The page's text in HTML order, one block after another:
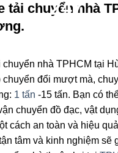
tải chuyển nhà
chuyển nhà TPHCM tại
chuyển đổi mượt mà,
1 tấn -15 tấn. Bạn có
chuyển đồ đạc, vật
cách an toàn và hiệu
tâm và kinh nghiệm sẽ